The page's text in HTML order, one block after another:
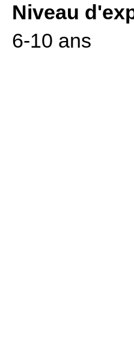
Niveau
6-10 ans